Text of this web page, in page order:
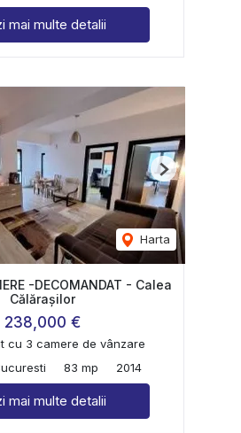
mai multe detalii
Harta
Next
-DECOMANDAT - Calea
Călărașilor
238,000 €
cu 3 camere de vânzare
83 mp 2014
mai multe detalii